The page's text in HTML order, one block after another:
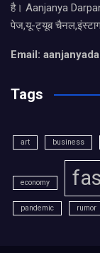
है। Aanjanya
पेज,यू-ट्यूब
Email:
Tags
art business
economy
pandemic rumor